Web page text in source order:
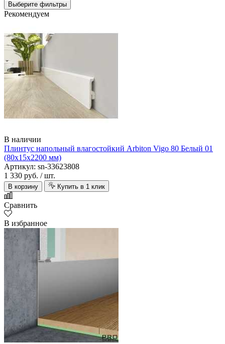
Выберите фильтры
Рекомендуем
В наличии
Плинтус напольный влагостойкий Arbiton Vigo 80 Белый 01
(80х15х2200 мм)
Артикул: sn-33623808
1 330 руб. / шт.
В корзину Купить в 1 клик
Сравнить
В избранное